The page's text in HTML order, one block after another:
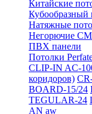
Китайские
Кубообразный
Натяжные
Негорючие
ПВХ панели
Потолки
CLIP-IN AC-
коридоров)
BOARD-15/24
TEGULAR-24
AN aw